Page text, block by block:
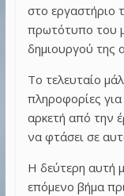
στο εργαστήριο
πρωτότυπο του
δημιουργού της
Το τελευταίο
πληροφορίες
αρκετή από την
να φτάσει σε
Η δεύτερη αυτή
επόμενο βήμα